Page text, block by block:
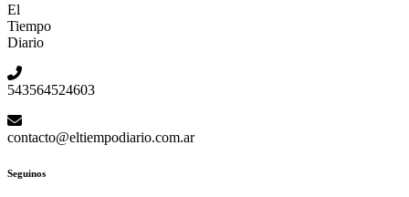
El
Tiempo
Diario
543564524603
contacto@eltiempodiario.com.ar
Seguinos